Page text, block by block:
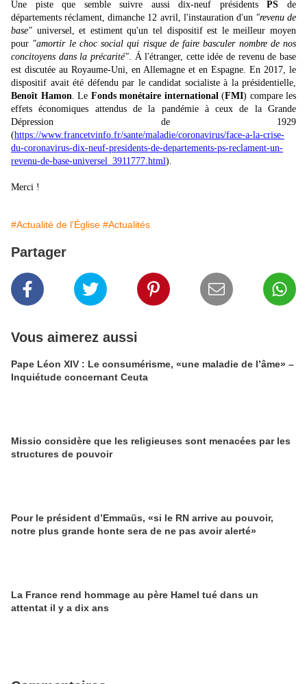
Une piste que semble suivre aussi dix-neuf présidentsPS de
départements réclament, dimanche 12 avril, l'instauration d'un "revenu de
base" universel, et estiment qu'un tel dispositif est le meilleur moyen
pour "amortir le choc social qui risque de faire basculer nombre de nos
concitoyens dans la précarité". Á l'étranger, cette idée de revenu de base
est discutée au Royaume-Uni, en Allemagne et en Espagne. En 2017, le
dispositif avait été défendu par le candidat socialiste à la présidentielle,
Benoît Hamon. Le Fonds monétaire international(FMI) compare les
effets économiques attendus de la pandémie à ceux de la Grande
Dépression de 1929
(https://www.francetvinfo.fr/sante/maladie/coronavirus/face-a-la-crise-
du-coronavirus-dix-neuf-presidents-de-departements-ps-reclament-un-
revenu-de-base-universel_3911777.html).
Merci !
#Actualité de l'Église #Actualités
Partager
Vous aimerez aussi
Pape Léon XIV : Le consumérisme, «une maladie de l’âme» –
Inquiétude concernant Ceuta
Missio considère que les religieuses sont menacées par les
structures de pouvoir
Pour le président d’Emmaüs, «si le RN arrive au pouvoir,
notre plus grande honte sera de ne pas avoir alerté»
La France rend hommage au père Hamel tué dans un
attentat il y a dix ans